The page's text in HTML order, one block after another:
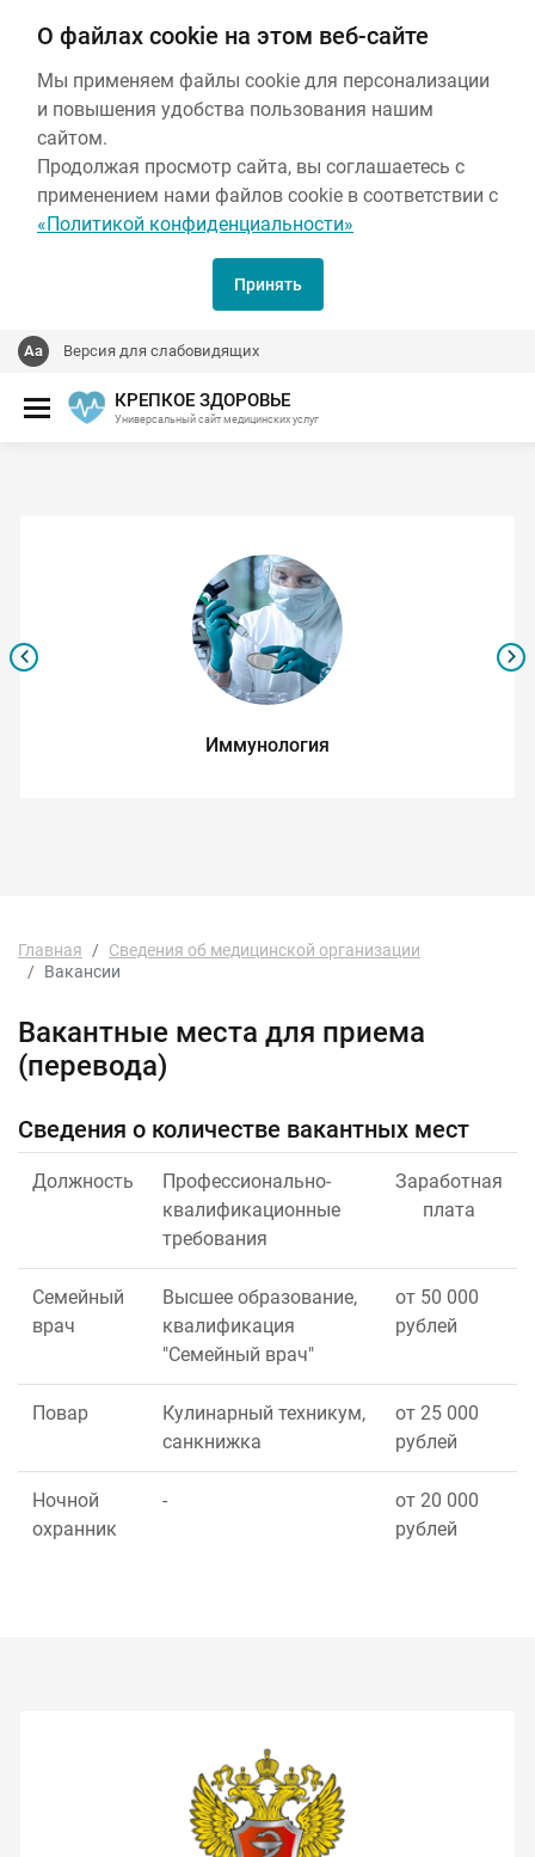
О файлах cookie на этом веб-сайте
Мы применяем файлы cookie для персонализации
и повышения удобства пользования нашим
сайтом.
Продолжая просмотр сайта, вы соглашаетесь с
применением нами файлов cookie в соответствии с
«Политикой конфиденциальности»
Принять
Версия для слабовидящих
КРЕПКОЕ ЗДОРОВЬЕ
Универсальный сайт медицинских услуг
Иммунология
Главная
Сведения об медицинской организации
Вакансии
Вакантные места для приема
(перевода)
Cведения о количестве вакантных мест
Должность
Профессионально-
квалификационные
требования
Заработная
плата
Семейный
врач
Высшее образование,
квалификация
"Семейный врач"
от 50 000
рублей
Повар
Кулинарный техникум,
санкнижка
от 25 000
рублей
Ночной
охранник
-
от 20 000
рублей